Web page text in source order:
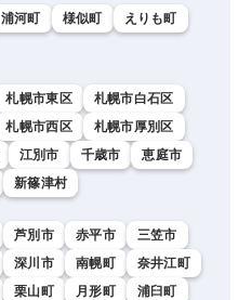
浦河町 様似町
えりも町
札幌市東区
札幌市白石区
札幌市西区
札幌市厚別区
江別市 千歳市
恵庭市
新篠津村
芦別市 赤平市
三笠市
深川市 南幌町
奈井江町
栗山町 月形町
浦臼町